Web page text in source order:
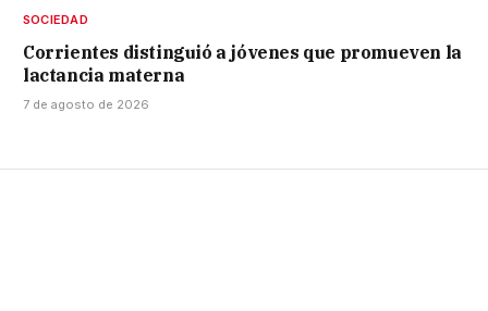
SOCIEDAD
Corrientes distinguió a jóvenes que promueven la
lactancia materna
7 de agosto de 2026